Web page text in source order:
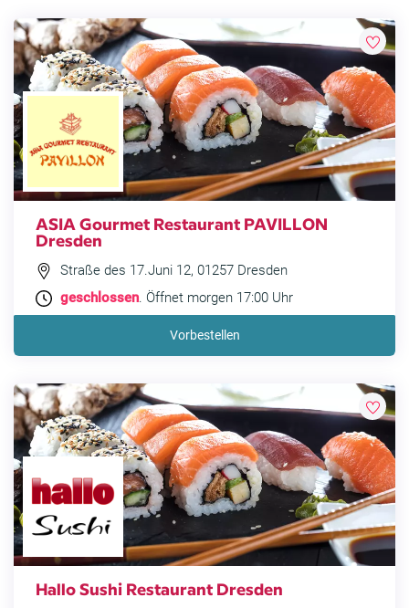
ASIA Gourmet Restaurant PAVILLON
Dresden
Straße des 17.Juni 12, 01257 Dresden
geschlossen. Öffnet morgen 17:00 Uhr
Vorbestellen
Hallo Sushi Restaurant Dresden